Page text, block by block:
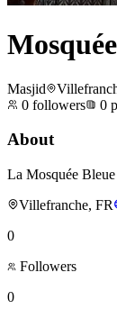
Masjid
0 followers 0
About
La Mosquée
Villefranche, FR
0
Followers
0